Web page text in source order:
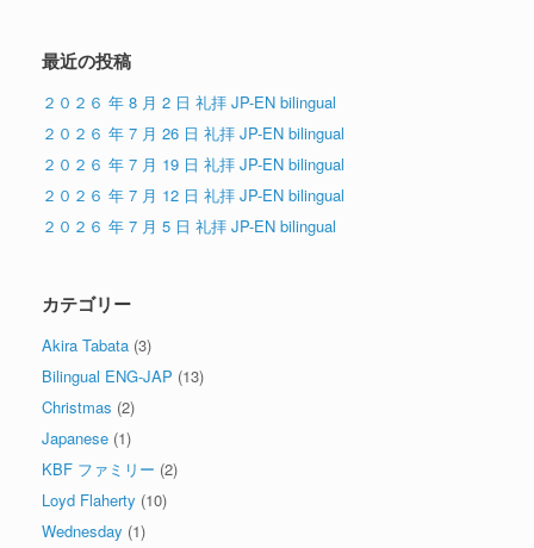
最近の投稿
２０２６ 年 8 月 2 日 礼拝 JP-EN bilingual
２０２６ 年 7 月 26 日 礼拝 JP-EN bilingual
２０２６ 年 7 月 19 日 礼拝 JP-EN bilingual
２０２６ 年 7 月 12 日 礼拝 JP-EN bilingual
２０２６ 年 7 月 5 日 礼拝 JP-EN bilingual
カテゴリー
Akira Tabata (3)
Bilingual ENG-JAP (13)
Christmas (2)
Japanese (1)
KBF ファミリー (2)
Loyd Flaherty (10)
Wednesday (1)